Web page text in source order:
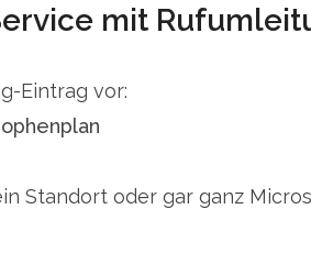
mit
Eintrag vor:
Standort oder gar ganz